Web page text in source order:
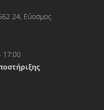
24, Εύοσμος
17:00